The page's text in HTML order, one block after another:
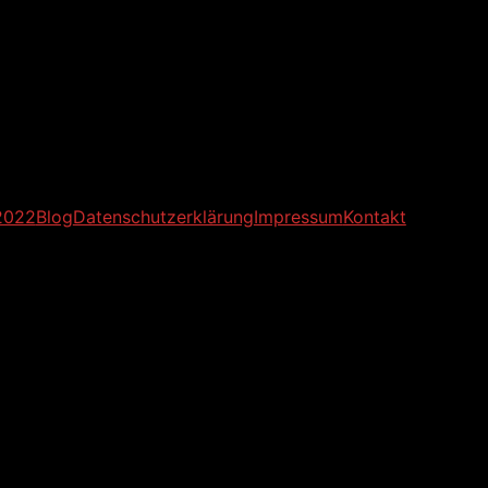
BlogDatenschutzerklärungImpressumKontakt